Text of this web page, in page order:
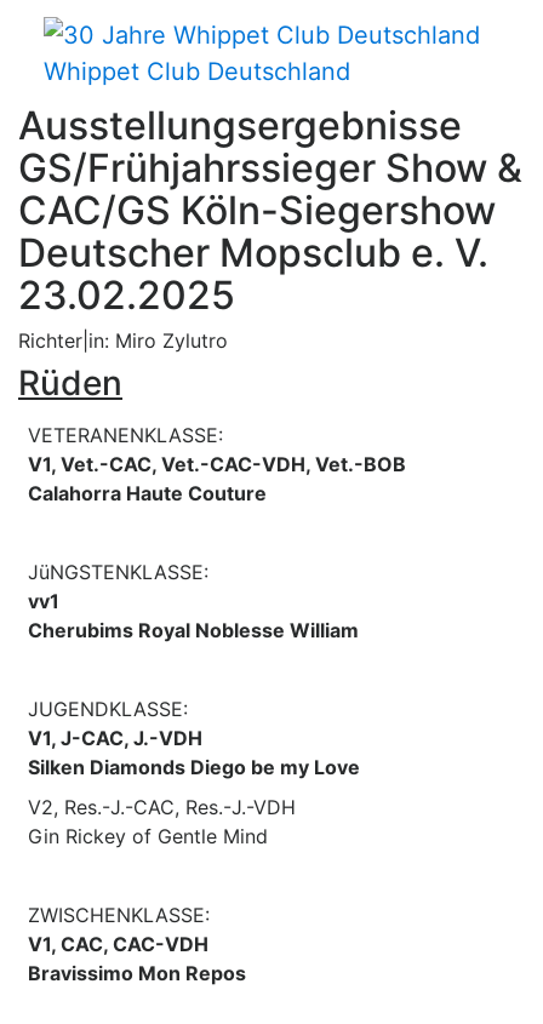
Whippet Club Deutschland
Ausstellungsergebnisse
GS/Frühjahrssieger Show &
CAC/GS Köln-Siegershow
Deutscher Mopsclub e. V.
23.02.2025
Richter|in: Miro Zylutro
Rüden
VETERANENKLASSE:
V1, Vet.-CAC, Vet.-CAC-VDH, Vet.-BOB
Calahorra Haute Couture
JüNGSTENKLASSE:
vv1
Cherubims Royal Noblesse William
JUGENDKLASSE:
V1, J-CAC, J.-VDH
Silken Diamonds Diego be my Love
V2, Res.-J.-CAC, Res.-J.-VDH
Gin Rickey of Gentle Mind
ZWISCHENKLASSE:
V1, CAC, CAC-VDH
Bravissimo Mon Repos